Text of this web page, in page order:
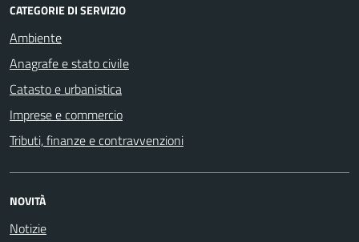
CATEGORIE DI SERVIZIO
Ambiente
Anagrafe e stato civile
Catasto e urbanistica
Imprese e commercio
Tributi, finanze e contravvenzioni
NOVITÀ
Notizie